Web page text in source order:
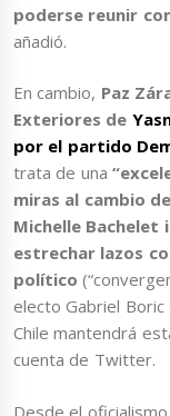
poderse reunir
añadió.
En cambio, Paz
Exteriores de
por el partido
trata de una
miras al cambio
Michelle Bachelet
estrechar lazos
político
electo Gabriel
Chile mantendrá
cuenta de Twitter.
Desde el